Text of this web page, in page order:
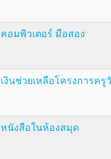
คอมพิวเตอร์ มือสอง
เงินช่วยเหลือโครงการค
หนังสือในห้องสมุด